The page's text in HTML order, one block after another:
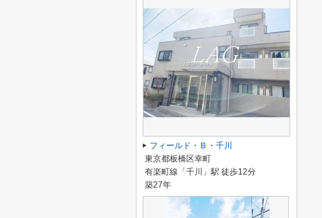
フィールド・Ｂ・千川
東京都板橋区幸町
有楽町線「千川」駅 徒歩12分
築27年